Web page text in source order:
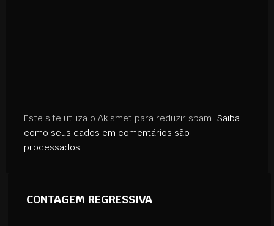
Este site utiliza o Akismet para reduzir spam. Saiba
como seus dados em comentários são
processados.
CONTAGEM REGRESSIVA